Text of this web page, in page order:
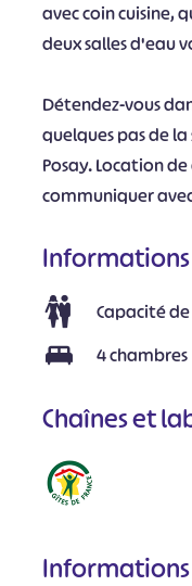
avec coin cuisine,
deux salles d'eau
Détendez-vous
quelques pas de
Posay. Location
communiquer
Capacité
4 chambres
Chaînes et